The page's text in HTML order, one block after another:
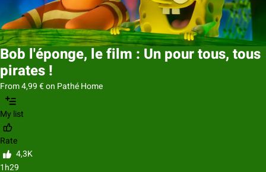
Bob l'éponge, le film : Un pour tous, tous
pirates !
From 4,99 € on Pathé Home
My list
Rate
4,3K
1h29